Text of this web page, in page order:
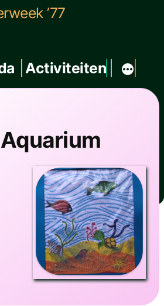
’77
Activiteiten